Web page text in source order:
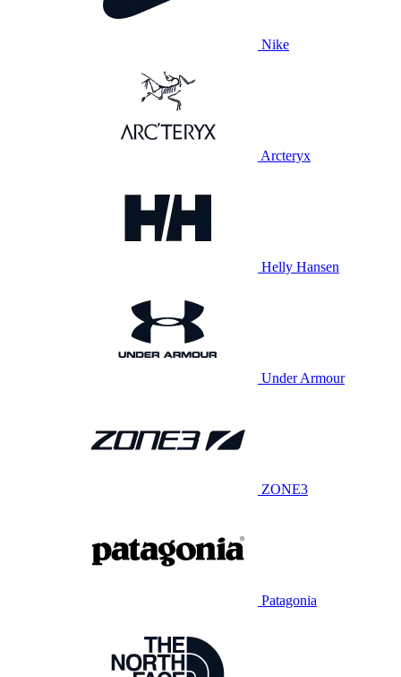
Nike
Arcteryx
Helly Hansen
Under Armour
ZONE3
Patagonia